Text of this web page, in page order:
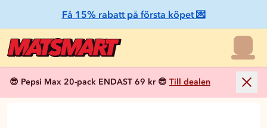
Få 15% rabatt på första köpet 💌
😎 Pepsi Max 20-pack ENDAST 69 kr 😎 Till dealen